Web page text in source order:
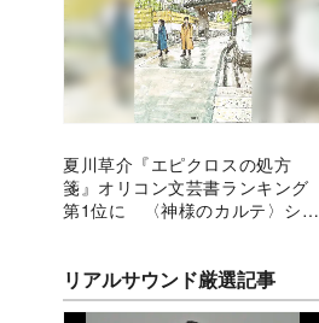
夏川草介『エピクロスの処方
箋』オリコン文芸書ランキング
第1位に 〈神様のカルテ〉シリ
リアルサウンド厳選記事